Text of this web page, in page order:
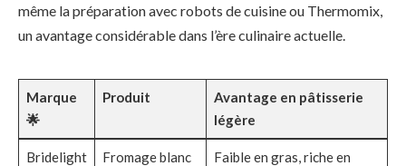
même la préparation avec robots de cuisine ou Thermomix,
un avantage considérable dans l’ère culinaire actuelle.
Marque
🌟
Produit
Avantage en pâtisserie
légère
Bridelight
Fromage blanc
Faible en gras, riche en